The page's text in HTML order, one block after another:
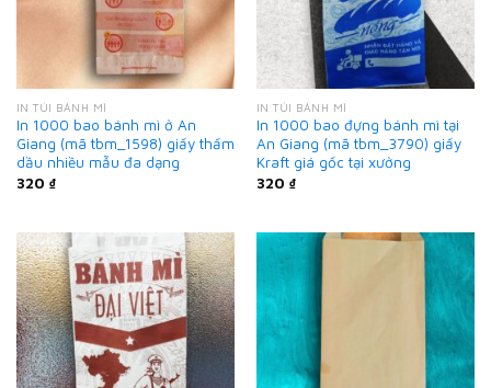
IN TÚI BÁNH MÌ
In 1000 bao bánh mì ở An
Giang (mã tbm_1598) giấy thấm
dầu nhiều mẫu đa dạng
320 ₫
IN TÚI BÁNH MÌ
In 1000 bao đựng bánh mì tại
An Giang (mã tbm_3790) giấy
Kraft giá gốc tại xưởng
320 ₫